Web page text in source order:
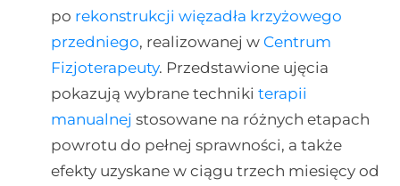
po rekonstrukcji więzadła krzyżowego
przedniego, realizowanej w Centrum
Fizjoterapeuty. Przedstawione ujęcia
pokazują wybrane techniki terapii
manualnej stosowane na różnych etapach
powrotu do pełnej sprawności, a także
efekty uzyskane w ciągu trzech miesięcy od